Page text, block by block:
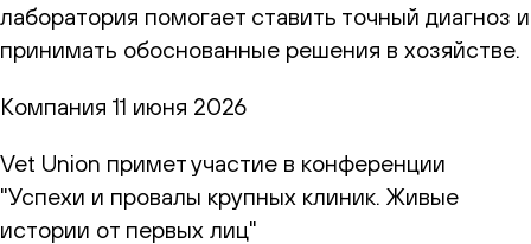
лаборатория помогает ставить точный диагноз и
принимать обоснованные решения в хозяйстве.
Компания 11 июня 2026
Vet Union примет участие в конференции
"Успехи и провалы крупных клиник. Живые
истории от первых лиц"